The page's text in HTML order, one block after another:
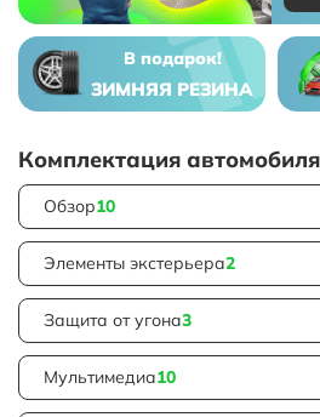
В подарок!
ЗИМНЯЯ РЕЗИНА
Комплектация
Обзор10
Элементы экстерьера2
Защита от угона3
Мультимедиа10